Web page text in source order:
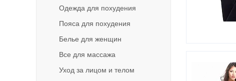
Одежда для похудения
Пояса для похудения
Белье для женщин
Все для массажа
Уход за лицом и телом